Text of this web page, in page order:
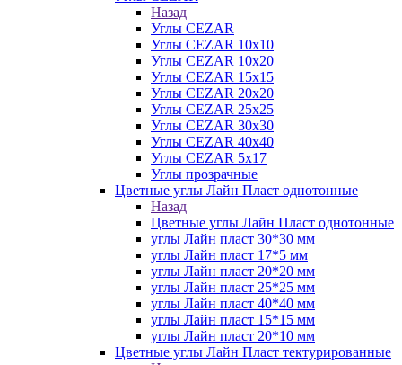
Назад
Углы CEZAR
Углы CEZAR 10х10
Углы CEZAR 10х20
Углы CEZAR 15х15
Углы CEZAR 20х20
Углы CEZAR 25х25
Углы CEZAR 30х30
Углы CEZAR 40х40
Углы CEZAR 5х17
Углы прозрачные
Цветные углы Лайн Пласт однотонные
Назад
Цветные углы Лайн Пласт однотонные
углы Лайн пласт 30*30 мм
углы Лайн пласт 17*5 мм
углы Лайн пласт 20*20 мм
углы Лайн пласт 25*25 мм
углы Лайн пласт 40*40 мм
углы Лайн пласт 15*15 мм
углы Лайн пласт 20*10 мм
Цветные углы Лайн Пласт тектурированные